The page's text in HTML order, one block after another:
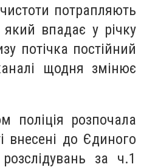
потрапляють
впадає у річку
потічка постійний
щодня змінює
поліція розпочала
внесені до Єдиного
за ч.1